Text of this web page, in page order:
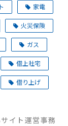
家電
火災保険
ガス
借上社宅
借り上げ
イト運営事務